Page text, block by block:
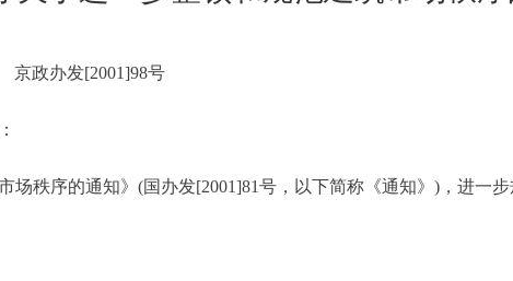
京政办发[2001]98号
秩序的通知》(国办发[2001]81号，以下简称《通知》)，进一